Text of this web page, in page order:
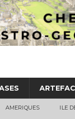
AMERIQUES ILE